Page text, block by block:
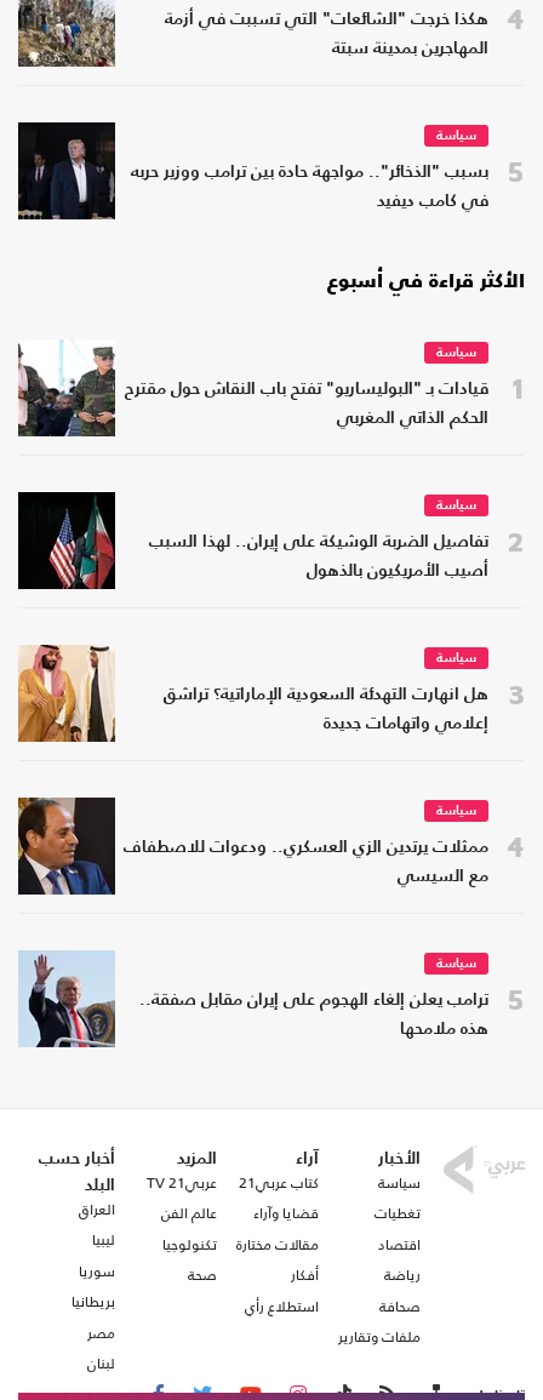
4
هكذا خرجت "الشائعات" التي تسببت في أزمة
المهاجرين بمدينة سبتة
5
سياسة
بسبب "الذخائر".. مواجهة حادة بين ترامب ووزير حربه
في كامب ديفيد
الأكثر قراءة في أسبوع
1
سياسة
قيادات بـ "البوليساريو" تفتح باب النقاش حول مقترح
الحكم الذاتي المغربي
2
سياسة
تفاصيل الضربة الوشيكة على إيران.. لهذا السبب
أصيب الأمريكيون بالذهول
3
سياسة
هل انهارت التهدئة السعودية الإماراتية؟ تراشق
إعلامي واتهامات جديدة
4
سياسة
ممثلات يرتدين الزي العسكري.. ودعوات للاصطفاف
مع السيسي
5
سياسة
ترامب يعلن إلغاء الهجوم على إيران مقابل صفقة..
هذه ملامحها
الأخبار
سياسة
تغطيات
اقتصاد
رياضة
صحافة
ملفات وتقارير
آراء
كتاب عربي21
قضايا وآراء
مقالات مختارة
أفكار
استطلاع رأي
المزيد
عربي21 TV
عالم الفن
تكنولوجيا
صحة
أخبار حسب
البلد
العراق
ليبيا
سوريا
بريطانيا
مصر
لبنان
تابعنا على